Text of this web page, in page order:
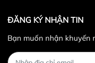
0988.52.93.93có
chính từ sáng 8h-
ĐĂNG KÝ NHẬN TIN
Bạn muốn nhận khuyến